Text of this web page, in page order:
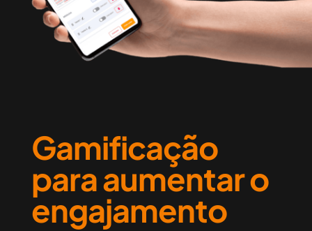
Gamificação
para aumentar o
engajamento